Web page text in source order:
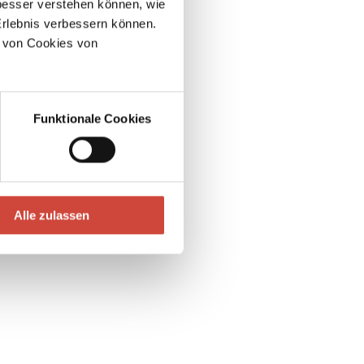
verstehen können, wie
verbessern können.
Cookies von
Funktionale Cookies
Alle zulassen